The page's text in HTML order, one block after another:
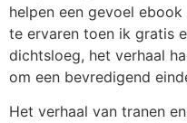
helpen een gevoel
te ervaren toen ik gratis
dichtsloeg, het verhaal
om een bevredigend
Het verhaal van tranen